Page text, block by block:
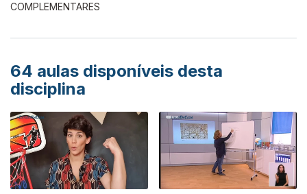
COMPLEMENTARES
64 aulas disponíveis desta
disciplina